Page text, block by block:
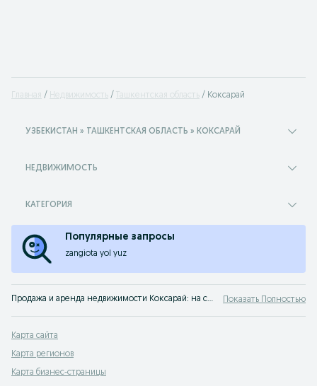
Главная Недвижимость Ташкентская область Коксарай
УЗБЕКИСТАН » ТАШКЕНТСКАЯ ОБЛАСТЬ » КОКСАРАЙ
НЕДВИЖИМОСТЬ
КАТЕГОРИЯ
Популярные запросы
zangiota yol yuz
Продажа и аренда недвижимости Коксарай: на сервисе объявлений OLX.uz Коксарай можно выгодно продать или купить недвижимость! OLX знает все о покупке жилья! Показать Полностью
Карта сайта
Карта регионов
Карта бизнес-страницы